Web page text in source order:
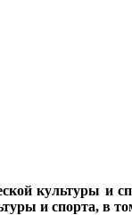
культуры и
и спорта, в